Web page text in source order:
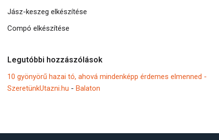
Jász-keszeg elkészítése
Compó elkészítése
Legutóbbi hozzászólások
10 gyönyörű hazai tó, ahová mindenképp érdemes elmenned -
SzeretünkUtazni.hu - Balaton